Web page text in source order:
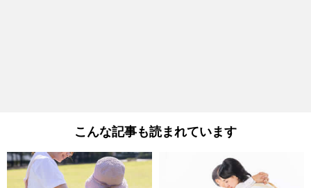
こんな記事も読まれています